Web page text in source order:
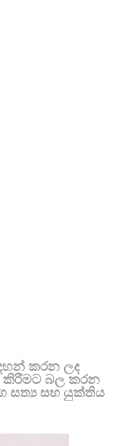
කරන ලද
බල කරන
සත්‍ය සහ යුක්තිය